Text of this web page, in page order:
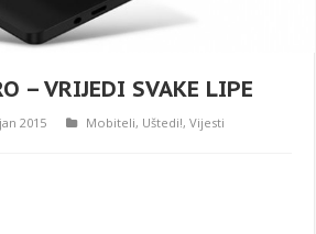
– VRIJEDI SVAKE LIPE
2015 Mobiteli, Uštedi!,Vijesti